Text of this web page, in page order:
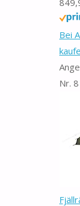
Bei
Nr. 8